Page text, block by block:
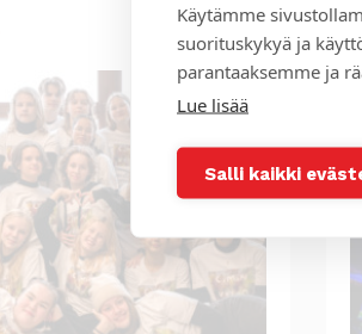
Käytämme
suorituskykyä ja
parantaaksemme ja
Lue lisää
Salli kaikki